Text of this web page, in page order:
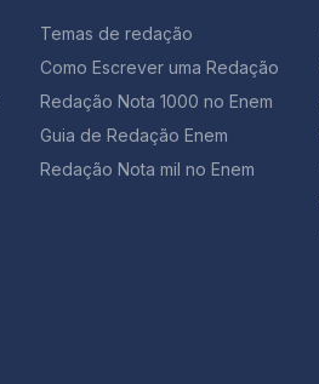
Temas de redação
Como Escrever uma Redação
Redação Nota 1000 no Enem
Guia de Redação Enem
Redação Nota mil no Enem